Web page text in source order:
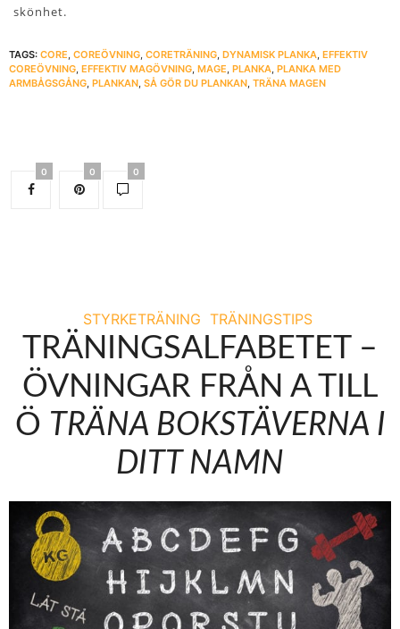
skönhet.
TAGS: CORE COREÖVNING CORETRÄNING DYNAMISK PLANKA EFFEKTIV
COREÖVNING EFFEKTIV MAGÖVNING MAGE PLANKA PLANKA MED
ARMBÅGSGÅNG PLANKAN SÅ GÖR DU PLANKAN TRÄNA MAGEN
0 0 0
STYRKETRÄNING TRÄNINGSTIPS
TRÄNINGSALFABETET –
ÖVNINGAR FRÅN A TILL
Ö TRÄNA BOKSTÄVERNA I
DITT NAMN